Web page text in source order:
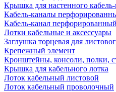
Крышка для настенного кабель-
Кабель-каналы
Кабель-канал перфорированный
Лотки кабельные и аксессуары
Заглушка торцевая для
Крепежный элемент
Кронштейны, консоли, полки,
Крышка для кабельного лотка
Лоток кабельный листовой
Лоток кабельный проволочный